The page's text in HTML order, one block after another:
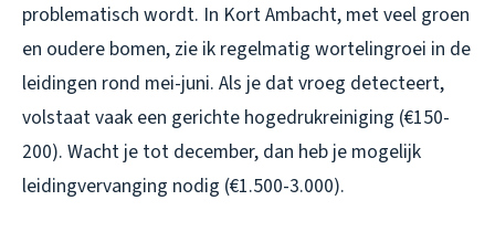
problematisch wordt. In Kort Ambacht, met veel groen
en oudere bomen, zie ik regelmatig wortelingroei in de
leidingen rond mei-juni. Als je dat vroeg detecteert,
volstaat vaak een gerichte hogedrukreiniging (€150-
200). Wacht je tot december, dan heb je mogelijk
leidingvervanging nodig (€1.500-3.000).